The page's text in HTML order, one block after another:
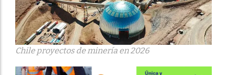
Chile proyectos de minería en 2026